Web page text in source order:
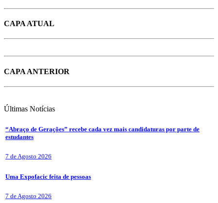
CAPA ATUAL
CAPA ANTERIOR
Últimas Notícias
“Abraço de Gerações” recebe cada vez mais candidaturas por parte de
estudantes
7 de Agosto 2026
Uma Expofacic feita de pessoas
7 de Agosto 2026